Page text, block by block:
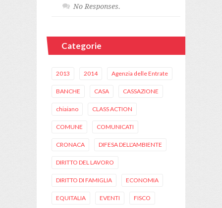
No Responses.
Categorie
2013 2014 Agenzia delle Entrate
BANCHE CASA CASSAZIONE
chiaiano CLASS ACTION
COMUNE COMUNICATI
CRONACA DIFESA DELL'AMBIENTE
DIRITTO DEL LAVORO
DIRITTO DI FAMIGLIA ECONOMIA
EQUITALIA EVENTI FISCO